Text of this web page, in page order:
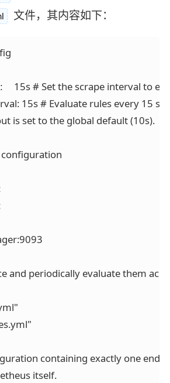
文件，其内容如下：
15s # Set the scrape interval to
15s # Evaluate rules every 15
is set to the global default (10s).
and periodically evaluate them
containing exactly one
itself.